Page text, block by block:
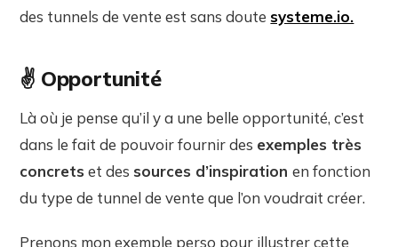
des tunnels de vente est sans doutesysteme.io.
✌️ Opportunité
Là où je pense qu’il y a une belle opportunité, c’est
dans le fait de pouvoir fournir des exemples très
concrets et des sources d’inspirationen fonction
du type de tunnel de vente que l’on voudrait créer.
Prenons mon exemple perso pour illustrer cette